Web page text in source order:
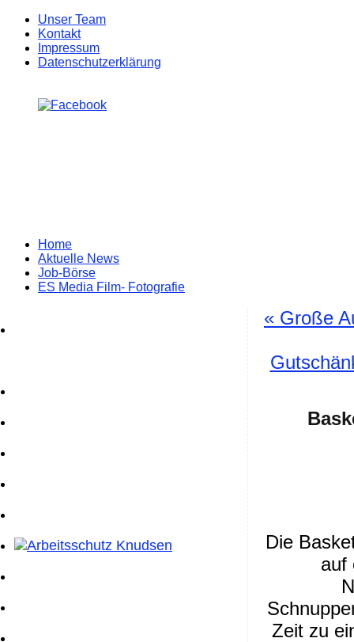
Unser Team
Kontakt
Impressum
Datenschutzerklärung
Zum
Inhalt
springen
Home
Aktuelle News
Job-Börse
ES Media Film- Fotografie
« Große
Die
auf
Zeit zu